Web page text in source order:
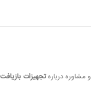
آسیاب
و مشاوره دربارهتجهیزات